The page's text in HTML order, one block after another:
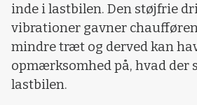
inde i lastbilen. Den støjfrie
vibrationer gavner
mindre træt og derved kan
opmærksomhed på, hvad der
lastbilen.